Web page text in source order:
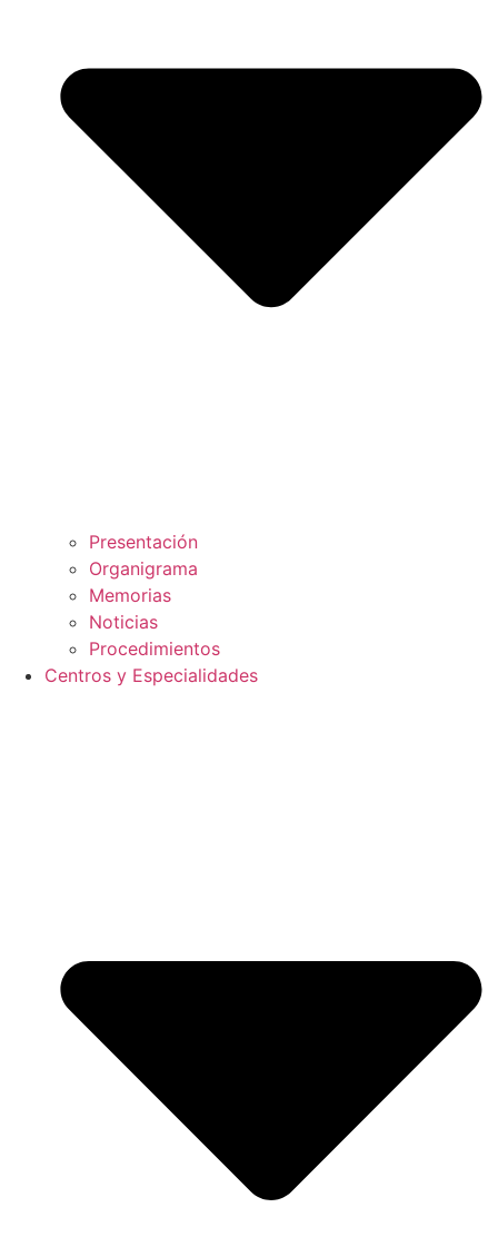
Presentación
Organigrama
Memorias
Noticias
Procedimientos
Centros y Especialidades